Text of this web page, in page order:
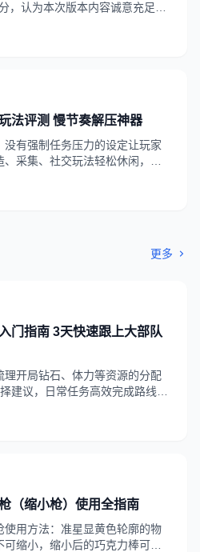
，认为本次版本内容诚意充足，
法评测 慢节奏解压神器
有强制任务压力的设定让玩家
采集、社交玩法轻松休闲，背
更多
门指南 3天快速跟上大部队
开局钻石、体力等资源的分配
建议，日常任务高效完成路线，
（缩小枪）使用全指南
用方法：准星显黄色轮廓的物
缩小，缩小后的巧克力棒可做